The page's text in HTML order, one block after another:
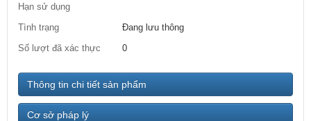
Hạn sử dụng
Tình trạng
Đang lưu thông
Số lượt đã xác thực
0
Thông tin chi tiết sản phẩm
Cơ sở pháp lý